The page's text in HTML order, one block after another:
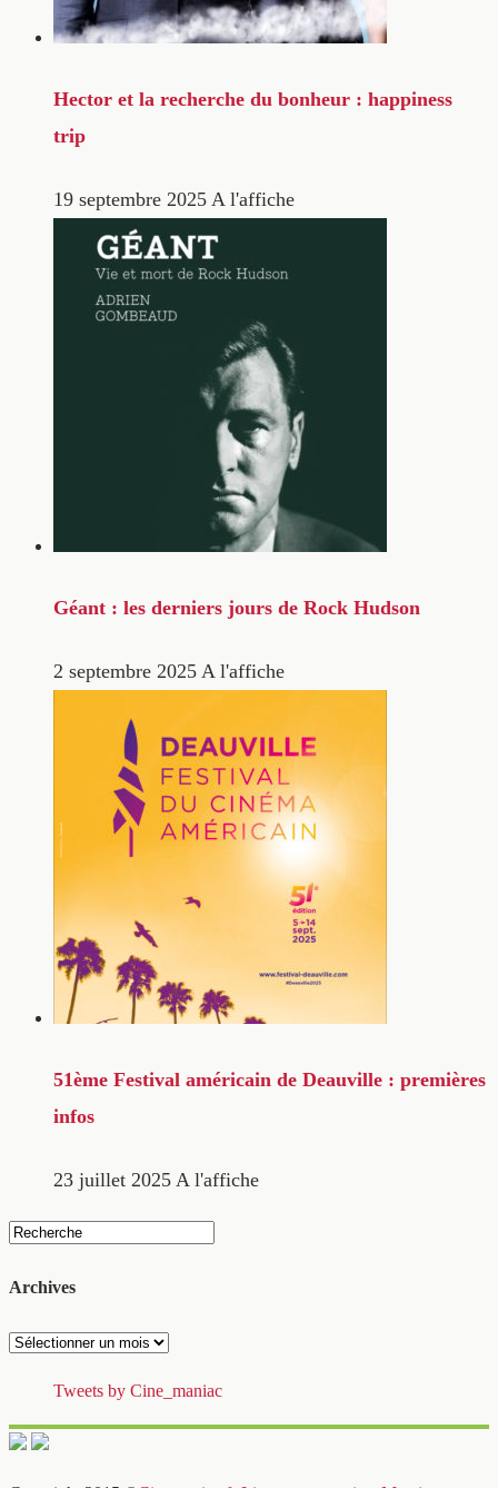
Hector et la recherche du bonheur : happiness
trip
19 septembre 2025 A l'affiche
Géant : les derniers jours de Rock Hudson
2 septembre 2025 A l'affiche
51ème Festival américain de Deauville : premières
infos
23 juillet 2025 A l'affiche
Archives
Archives
Tweets by Cine_maniac